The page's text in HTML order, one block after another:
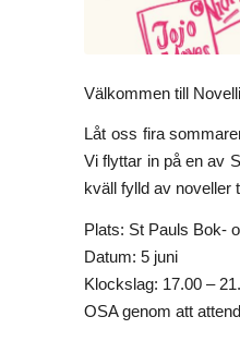
Välkommen till
Låt oss fira
Vi flyttar in på en av
kväll fylld av noveller
Plats: St Pauls Bok-
Datum: 5 juni
Klockslag: 17.00 –
OSA genom att